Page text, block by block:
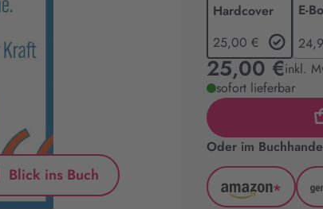
Blick ins Buch
Hardcover
25,00 €
E-
25,00 €inkl.
sofort lieferbar
Oder im
Amazon
*